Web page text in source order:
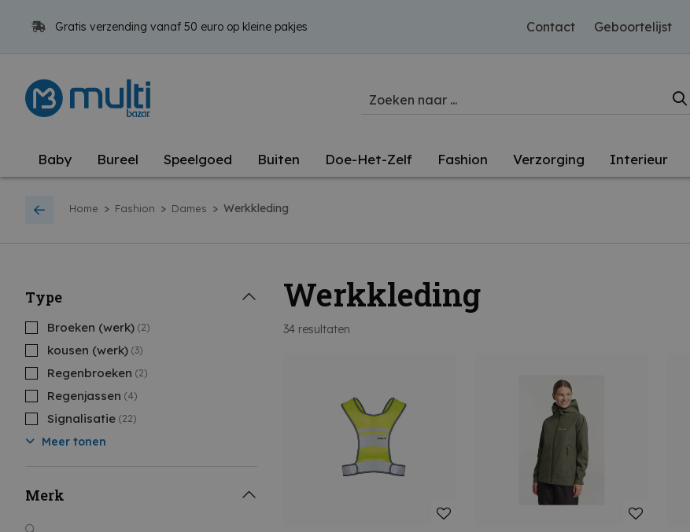
Gratis verzending vanaf 50 euro op kleine pakjes Contact Geboortelijst
Baby Bureel Speelgoed Buiten Doe-Het-Zelf Fashion Verzorging Interieur
Home > Fashion > Dames > Werkkleding
Type
Broeken (werk) (2)
kousen (werk) (3)
Regenbroeken (2)
Regenjassen (4)
Signalisatie (22)
Meer tonen
Merk
Werkkleding
34 resultaten